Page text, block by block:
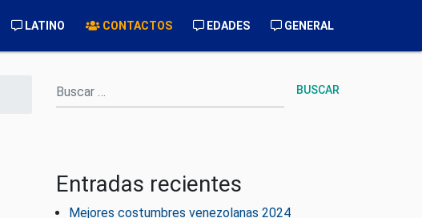
LATINO CONTACTOS EDADES GENERAL
Entradas recientes
Mejores costumbres venezolanas 2024